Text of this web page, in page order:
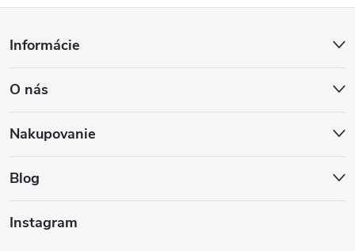
p
ä
Informácie
O nás
Nakupovanie
Blog
Instagram